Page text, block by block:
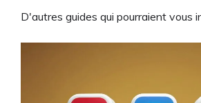
D'autres guides qui pourraient vous